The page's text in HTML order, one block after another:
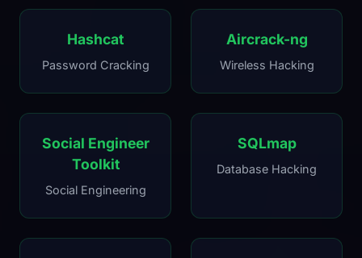
Hashcat
Password Cracking
Aircrack-ng
Wireless Hacking
Social Engineer
Toolkit
Social Engineering
SQLmap
Database Hacking